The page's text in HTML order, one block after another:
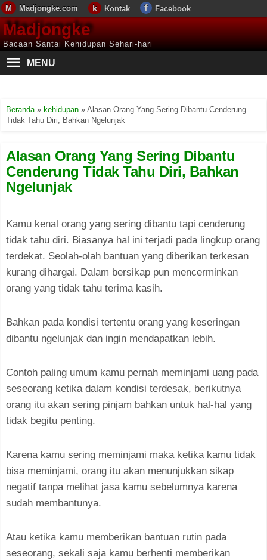
Madjongke.com Kontak Facebook
Madjongke
Bacaan Santai Kehidupan Sehari-hari
MENU
Beranda» kehidupan » Alasan Orang Yang Sering Dibantu Cenderung
Tidak Tahu Diri, Bahkan Ngelunjak
Alasan Orang Yang Sering Dibantu
Cenderung Tidak Tahu Diri, Bahkan
Ngelunjak
Kamu kenal orang yang sering dibantu tapi cenderung
tidak tahu diri. Biasanya hal ini terjadi pada lingkup orang
terdekat. Seolah-olah bantuan yang diberikan terkesan
kurang dihargai. Dalam bersikap pun mencerminkan
orang yang tidak tahu terima kasih.
Bahkan pada kondisi tertentu orang yang keseringan
dibantu ngelunjak dan ingin mendapatkan lebih.
Contoh paling umum kamu pernah meminjami uang pada
seseorang ketika dalam kondisi terdesak, berikutnya
orang itu akan sering pinjam bahkan untuk hal-hal yang
tidak begitu penting.
Karena kamu sering meminjami maka ketika kamu tidak
bisa meminjami, orang itu akan menunjukkan sikap
negatif tanpa melihat jasa kamu sebelumnya karena
sudah membantunya.
Atau ketika kamu memberikan bantuan rutin pada
seseorang, sekali saja kamu berhenti memberikan